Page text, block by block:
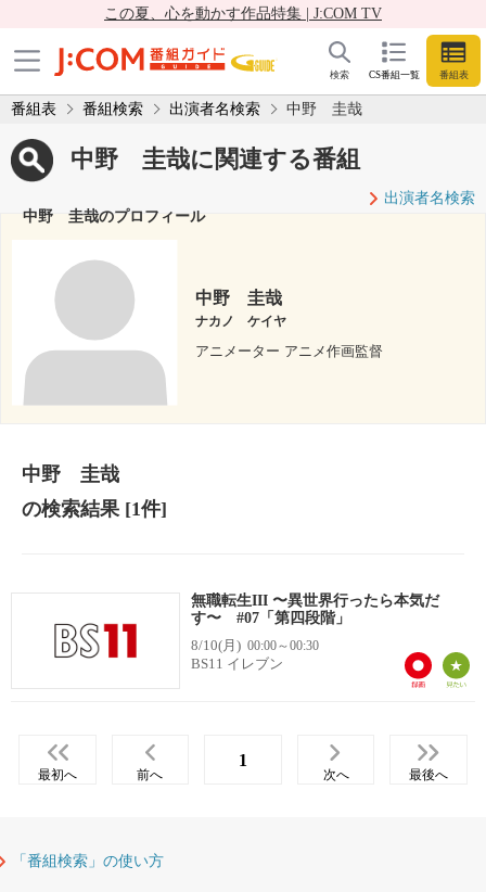
この夏、心を動かす作品特集 | J:COM TV
CS番組一覧 番組表
検索
番組表 番組検索 出演者名検索 中野 圭哉
中野 圭哉に関連する番組
出演者名検索
中野 圭哉のプロフィール
中野 圭哉
ナカノ ケイヤ
アニメーター アニメ作画監督
中野 圭哉
の検索結果[1件]
無職転生III 〜異世界行ったら本気だ
す〜 #07「第四段階」
8/10(月) 00:00～00:30
BS11 イレブン
最初へ 前へ
1
次へ 最後へ
「番組検索」の使い方